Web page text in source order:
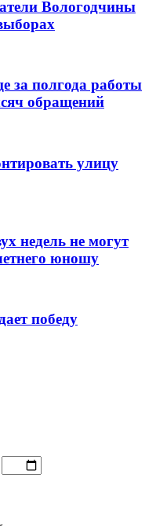
Вологодчины
за полгода работы
обращений
улицу
недель не могут
юношу
победу